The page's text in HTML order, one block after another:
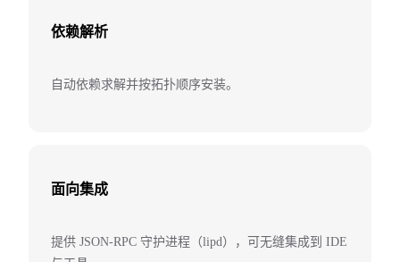
依赖解析
自动依赖求解并按拓扑顺序安装。
面向集成
提供 JSON-RPC 守护进程（lipd），可无缝集成到 IDE